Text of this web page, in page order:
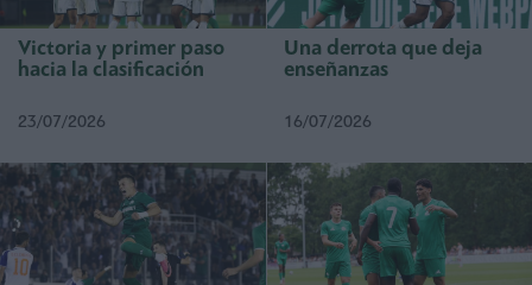
Victoria y primer paso
hacia la clasificación
23/07/2026
Una derrota que deja
enseñanzas
16/07/2026